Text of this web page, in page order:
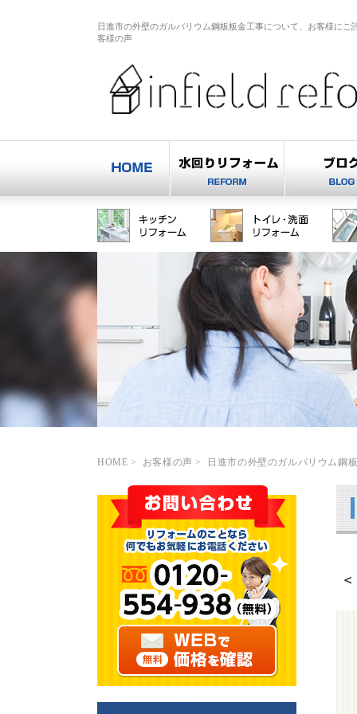
日進市の外壁のガルバリウム鋼板板金工事について、お客様に
客様の声
HOME > お客様の声 > 日進市の外壁のガルバリウム鋼